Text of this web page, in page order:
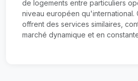
de logements entre particuliers
niveau européen qu'international.
offrent des services similaires,
marché dynamique et en